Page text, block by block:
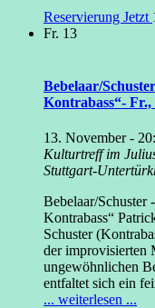
Reservierung Jetzt
Fr. 13
Bebelaar/
Kontrabass“- Fr.,
13. November -
Kulturtreff im
Stuttgart-
Bebelaar/
Kontrabass“
Schuster
der improvisierten
ungewöhnlichen
entfaltet sich ein
... weiterlesen ...